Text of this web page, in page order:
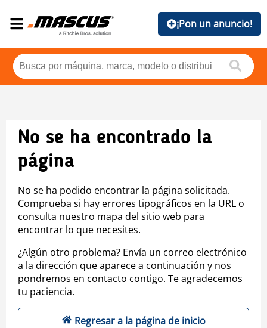
¡Pon un anuncio!
No se ha encontrado la
página
No se ha podido encontrar la página solicitada.
Comprueba si hay errores tipográficos en la URL o
consulta nuestro mapa del sitio web para
encontrar lo que necesites.
¿Algún otro problema? Envía un correo electrónico
a la dirección que aparece a continuación y nos
pondremos en contacto contigo. Te agradecemos
tu paciencia.
Regresar a la página de inicio